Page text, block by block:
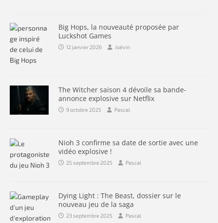
Big Hops, la nouveauté proposée par
Luckshot Games
12 janvier 2026 Joévin
The Witcher saison 4 dévoile sa bande-
annonce explosive sur Netflix
9 octobre 2025 Pascal
Nioh 3 confirme sa date de sortie avec une
vidéo explosive !
25 septembre 2025 Pascal
Dying Light : The Beast, dossier sur le
nouveau jeu de la saga
23 septembre 2025 Pascal